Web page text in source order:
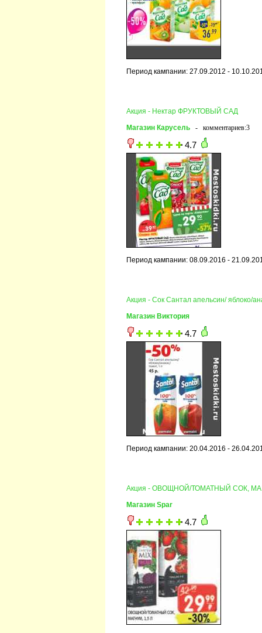
Период кампании: 27.09.2012 -
Акция - Нектар ФРУКТОВЫЙ САД
Магазин Карусель - комментариев:3
4.7
Период кампании: 08.09.2016 -
Акция - Сок Сантал апельсин/ яблоко/
Магазин Виктория
4.7
Период кампании: 20.04.2016 -
Акция - ОВОЩНОЙ/ТОМАТНЫЙ СОК,
Магазин Spar
4.7